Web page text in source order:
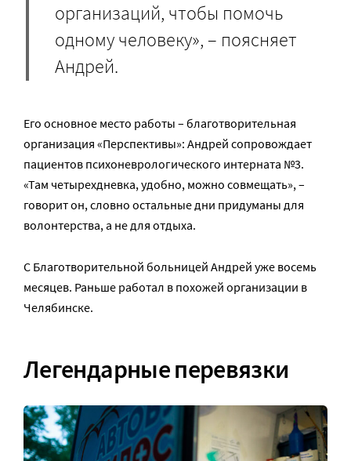
организаций, чтобы помочь
одному человеку», – поясняет
Андрей.
Его основное место работы – благотворительная
организация «Перспективы»: Андрей сопровождает
пациентов психоневрологического интерната №3.
«Там четырехдневка, удобно, можно совмещать», –
говорит он, словно остальные дни придуманы для
волонтерства, а не для отдыха.
С Благотворительной больницей Андрей уже восемь
месяцев. Раньше работал в похожей организации в
Челябинске.
Легендарные перевязки